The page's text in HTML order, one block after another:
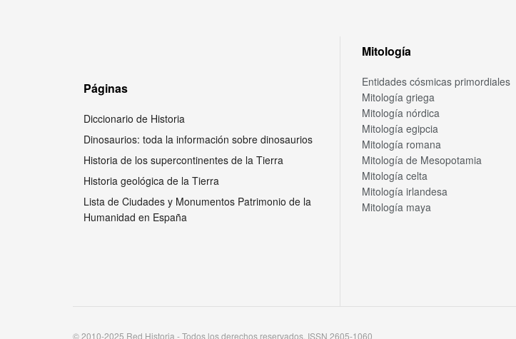
Páginas
Diccionario de Historia
Dinosaurios: toda la información sobre dinosaurios
Historia de los supercontinentes de la Tierra
Historia geológica de la Tierra
Lista de Ciudades y Monumentos Patrimonio de la
Humanidad en España
Mitología
Entidades cósmicas primordiales
Mitología griega
Mitología nórdica
Mitología egipcia
Mitología romana
Mitología de Mesopotamia
Mitología celta
Mitología irlandesa
Mitología maya
© 2010-2025 Red Historia - Todos los derechos reservados. ISSN 2605-1060